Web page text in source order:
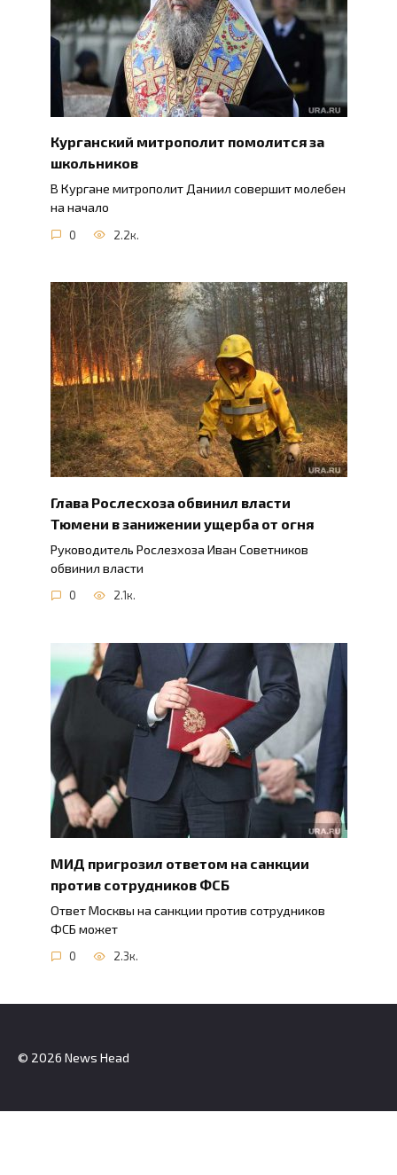
Курганский митрополит помолится за
школьников
В Кургане митрополит Даниил совершит молебен
на начало
0 2.2к.
Глава Рослесхоза обвинил власти
Тюмени в занижении ущерба от огня
Руководитель Рослезхоза Иван Советников
обвинил власти
0 2.1к.
МИД пригрозил ответом на санкции
против сотрудников ФСБ
Ответ Москвы на санкции против сотрудников
ФСБ может
0 2.3к.
© 2026 News Head